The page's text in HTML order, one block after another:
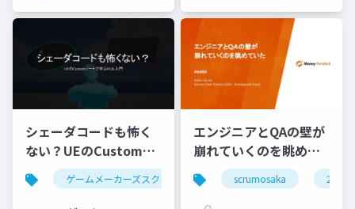
シェーダコードも怖く
ない？UEのCustomノ
ードで学ぶHLSL入門
ゲームメーカーズスクランブル ゲーム制作 ue5
エンジニアとQAの壁が
崩れていくのを眺めて
いた #scrumosaka
scrumosaka 2024